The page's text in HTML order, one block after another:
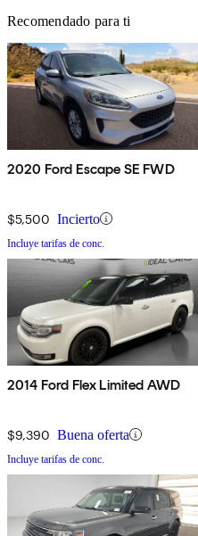
Recomendado para ti
2020 Ford Escape SE FWD
$5,500 Incierto
Incluye tarifas de conc.
2014 Ford Flex Limited AWD
$9,390 Buena oferta
Incluye tarifas de conc.